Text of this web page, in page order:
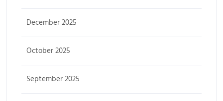
December 2025
October 2025
September 2025